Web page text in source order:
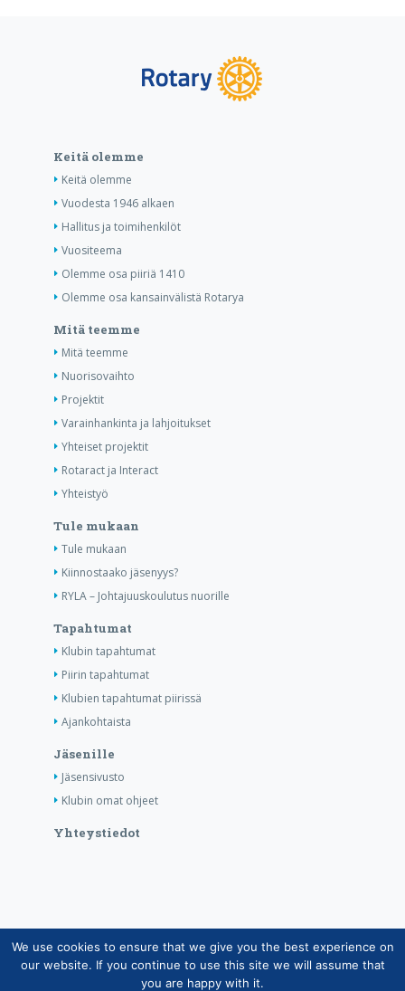
Keitä olemme
Keitä olemme
Vuodesta 1946 alkaen
Hallitus ja toimihenkilöt
Vuositeema
Olemme osa piiriä 1410
Olemme osa kansainvälistä Rotarya
Mitä teemme
Mitä teemme
Nuorisovaihto
Projektit
Varainhankinta ja lahjoitukset
Yhteiset projektit
Rotaract ja Interact
Yhteistyö
Tule mukaan
Tule mukaan
Kiinnostaako jäsenyys?
RYLA – Johtajuuskoulutus nuorille
Tapahtumat
Klubin tapahtumat
Piirin tapahtumat
Klubien tapahtumat piirissä
Ajankohtaista
Jäsenille
Jäsensivusto
Klubin omat ohjeet
Yhteystiedot
Copyright © Suomen Rotarypalvelu ry 2026 |
Jäsentietojärjestelmän tietosuojaseloste|Henkilötietojen
We use cookies to ensure that we give you the best experience on
our website. If you continue to use this site we will assume that
you are happy with it.